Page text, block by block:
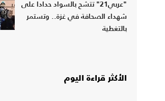
"عربي21" تتشح بالسواد حدادا على
شهداء الصحافة في غزة.. وتستمر
بالتغطية
الأكثر قراءة اليوم